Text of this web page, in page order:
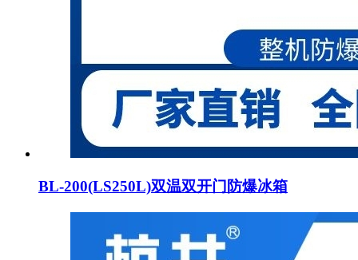
BL-200(LS250L)双温双开门防爆冰箱